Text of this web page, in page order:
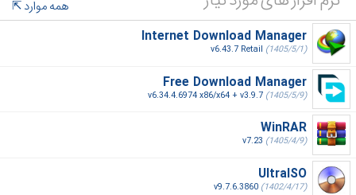
همه موارد
Internet Download Manager
v6.43.7 Retail (1405/5/1)
Free Download Manager
v6.34.4.6974 x86/x64 + v3.9.7 (1405/5/9)
WinRAR
v7.23 (1405/4/9)
UltraISO
v9.7.6.3860 (1402/4/17)